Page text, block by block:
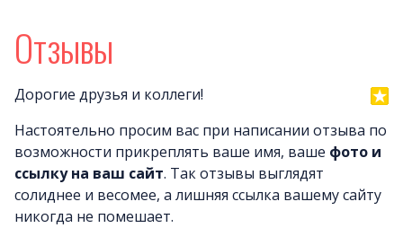
Почему LineAct
О
Отзывы
Дорогие друзья и коллеги!
Настоятельно просим вас при написании отзыва по
возможности прикреплять ваше имя, ваше фото и
ссылку на ваш сайт. Так отзывы выглядят
солиднее и весомее, а лишняя ссылка вашему сайту
никогда не помешает.